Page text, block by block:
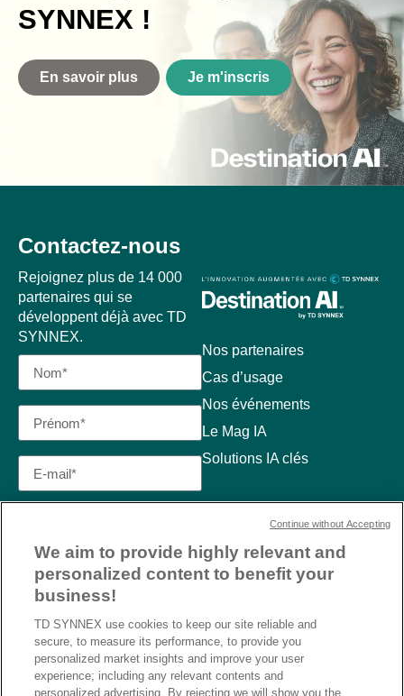
SYNNEX !
En savoir plus Je m'inscris
Nos partenaires
Cas d’usage
Nos événements
Le Mag IA
Solutions IA clés
Contactez-nous
Rejoignez plus de 14 000
partenaires qui se
développent déjà avec TD
SYNNEX.
We aim to provide highly relevant and
personalized content to benefit your
business!
TD SYNNEX use cookies to keep our site reliable and
secure, to measure its performance, to provide you
personalized market insights and improve your user
experience; including any relevant contents and
personalized advertising. By rejecting we will show you the
Continue without Accepting